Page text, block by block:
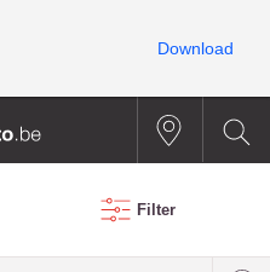
Filter
Download